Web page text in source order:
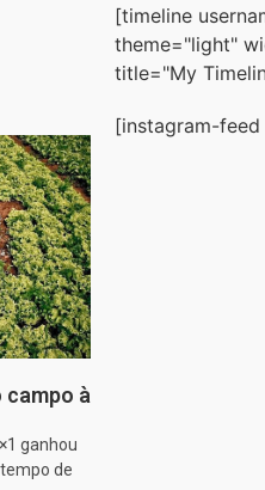
campo à
ganhou
de
[timeline
theme="light"
title="My
[instagram-feed